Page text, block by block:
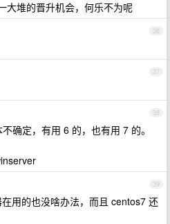
大堆的晋升机会，何乐不为呢
36
37
38
确定，有用 6 的，也有用 7 的。
39
用的也没啥办法，而且 centos7 还